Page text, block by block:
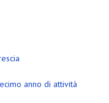
anno di attività